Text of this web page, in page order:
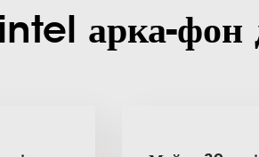
арка-фон